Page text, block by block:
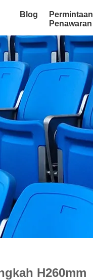
Blog
Permintaan
Penawaran
H260mm